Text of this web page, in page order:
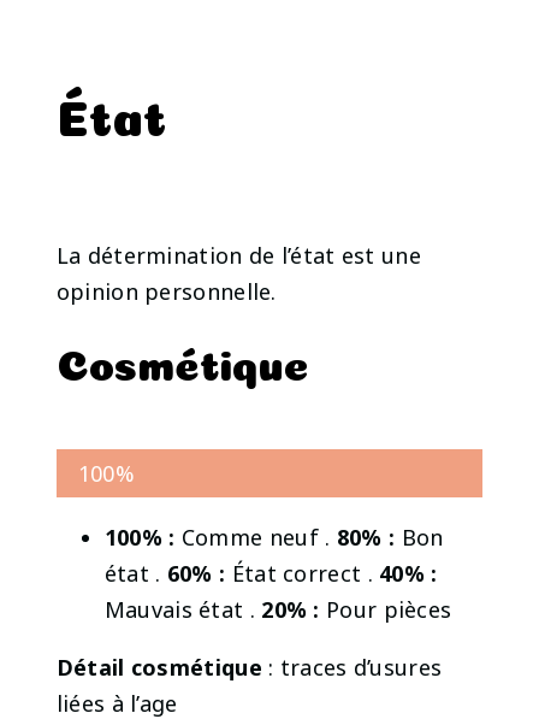
État
La détermination de l’état est une
opinion personnelle.
Cosmétique
100%
100% : Comme neuf . 80% : Bon
état . 60% : État correct . 40% :
Mauvais état . 20% : Pour pièces
Détail cosmétique : traces d’usures
liées à l’age